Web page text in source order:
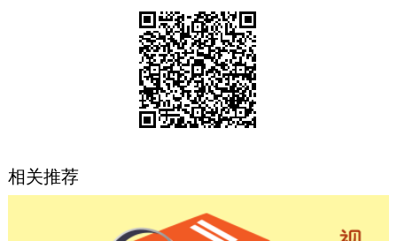
法人服务
利企服务
中介服务
相关推荐